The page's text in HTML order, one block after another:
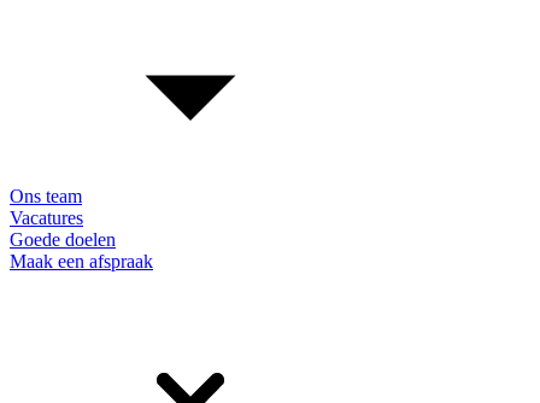
Ons team
Vacatures
Goede doelen
Maak een afspraak